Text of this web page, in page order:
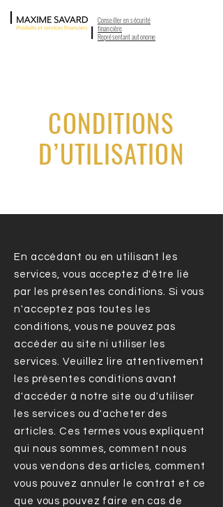
Conseiller en sécurité
financière
Représentant autonome
CONDITIONS
D’UTILISATION
En accédant ou en utilisant les
services, vous acceptez d'être lié
par les présentes conditions. Si vous
n'acceptez pas toutes les
conditions, vous ne pouvez pas
accéder au site ni utiliser les
services. Veuillez lire attentivement
les présentes conditions avant
d'accéder à notre site ou d'utiliser
les services ou d'acheter des
articles. Ces termes vous expliquent
qui nous sommes, comment nous
vous vendons des articles, comment
vous pouvez annuler le contrat et ce
que vous pouvez faire en cas de